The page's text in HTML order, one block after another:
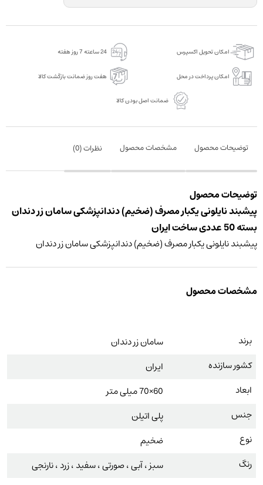
زر
50
عددی
عدد
امکان تحویل اکسپرس 24 ساعته 7 روز هفته
امکان پرداخت در محل هفت روز ضمانت بازگشت کالا
ضمانت اصل بودن کالا
توضیحات محصول مشخصات محصول نظرات (0
)
توضیحات محصول
پیشبند نایلونی یکبار مصرف (ضخیم) دندانپزشکی سامان زر دندان
بسته 50 عددی ساخت ایران
پیشبند نایلونی یکبار مصرف (ضخیم) دندانپزشکی سامان زر دندان
مشخصات محصول
برند
سامان زر دندان
کشور سازنده
ایران
ابعاد
60×70 میلی متر
جنس
پلی اتیلن
نوع
ضخیم
رنگ
سبز ، آبی ، صورتی ، سفید ، زرد ، نارنجی